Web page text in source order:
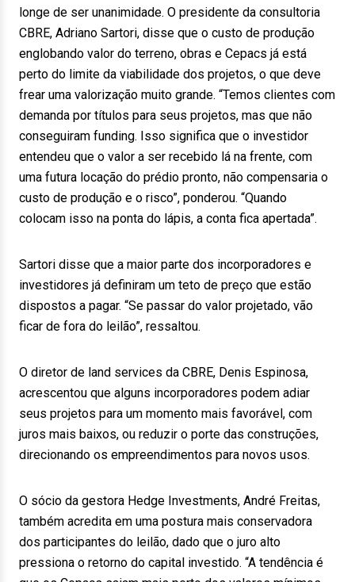
longe de ser unanimidade. O presidente da consultoria
CBRE, Adriano Sartori, disse que o custo de produção
englobando valor do terreno, obras e Cepacs já está
perto do limite da viabilidade dos projetos, o que deve
frear uma valorização muito grande. “Temos clientes com
demanda por títulos para seus projetos, mas que não
conseguiram funding. Isso significa que o investidor
entendeu que o valor a ser recebido lá na frente, com
uma futura locação do prédio pronto, não compensaria o
custo de produção e o risco”, ponderou. “Quando
colocam isso na ponta do lápis, a conta fica apertada”.
Sartori disse que a maior parte dos incorporadores e
investidores já definiram um teto de preço que estão
dispostos a pagar. “Se passar do valor projetado, vão
ficar de fora do leilão”, ressaltou.
O diretor de land services da CBRE, Denis Espinosa,
acrescentou que alguns incorporadores podem adiar
seus projetos para um momento mais favorável, com
juros mais baixos, ou reduzir o porte das construções,
direcionando os empreendimentos para novos usos.
O sócio da gestora Hedge Investments, André Freitas,
também acredita em uma postura mais conservadora
dos participantes do leilão, dado que o juro alto
pressiona o retorno do capital investido. “A tendência é